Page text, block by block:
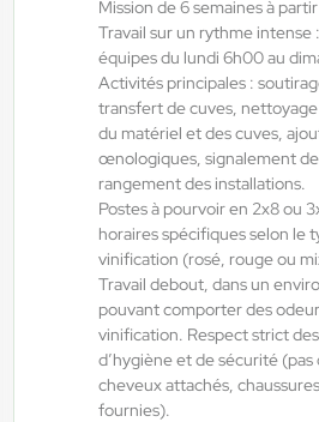
Mission de 6 semaines à
Travail sur un rythme intense
équipes du lundi 6h00 au
Activités principales :
transfert de cuves,
du matériel et des cuves,
œnologiques, signalement
rangement des installations.
Postes à pourvoir en 2x8 ou
horaires spécifiques selon le
vinification (rosé, rouge ou
Travail debout, dans un
pouvant comporter des
vinification. Respect strict
d’hygiène et de sécurité (pas
cheveux attachés,
fournies).
Toulouse , France
Interim
12,54 €/h - 14,83 €/h
10/08/26 Au:31/08/26
Yes ! Agen
Métallier atelier -
Bon-Encontre , France
Interim
15,00 €/h - 17,00 €/h